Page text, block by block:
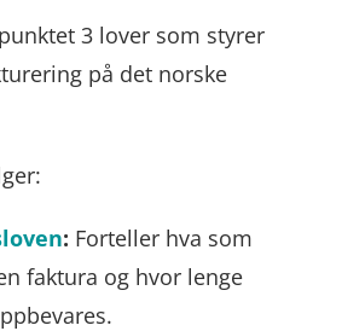
3 lover som styrer
på det norske
: Forteller hva som
faktura og hvor lenge